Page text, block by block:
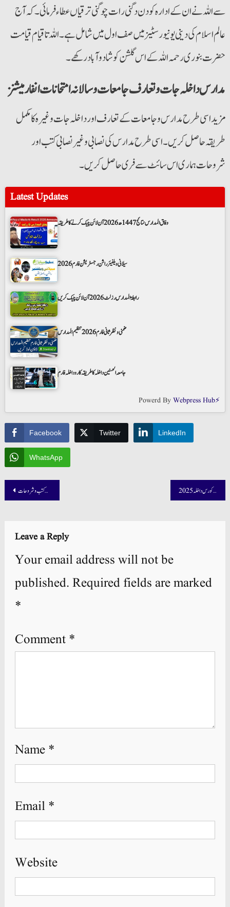
سے اللہ نے ان کے ادارہ کو دن دگنی رات چوگنی ترقیاں عطاء فرمائی۔ کہ آج
عالم اسلام کی دینی یونیورسٹیز میں صف اول میں شامل ہے۔ اللہ تاقیام قیامت
حضرت بنوری رحمہ اللہ کے اس گلشن کو شاد وآباد رکھے۔
مدارس داخلہ جات و تعارف جامعات و سالانہ امتحانات انفارمیشنز
مزید اسی طرح مدارس و جامعات کے تعارف اور داخلہ جات وغیرہ کا مکمل
طریقہ حاصل کریں۔ اسی طرح مدارس کی نصابی وغیر نصابی کتب اور
شروحات ہماری اس سائٹ سے فری حاصل کریں۔
Latest Updates
وفاق المدارس نتائج 1447ھ 2026 آن لائن چیک کرنے کا طریقہ
سیلانی ویلفیئر راشن رجسٹریشن فارم 2026
رابطۃ المدارس رزلٹ 2026 آن لائن چیک کریں
ضمنی و نظر ثانی فارم 2026 تنظیم المدارس
جامعہ الحسنین داخلہ کا طریقہ کار و داخلہ فارم
Powerd ByWebpress Hub⚡
Facebook Twitter LinkedIn
WhatsApp
Post
عالیہ اول بنات کا نصاب کتب و شروحات کلیۃ الشریعہ 4 سالہ پوسٹ گریجویشن کورس داخلہ 2025
Leave a Reply
Your email address will not be
published. Required fields are marked
*
Comment *
Name *
Email *
Website